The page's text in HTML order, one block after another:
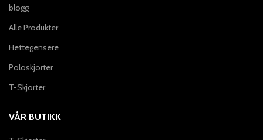
blogg
Alle Produkter
Hettegensere
Poloskjorter
T-Skjorter
VÅR BUTIKK